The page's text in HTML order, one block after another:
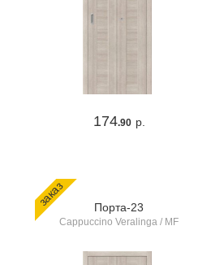
174.90 р.
заказ Порта-23
Cappuccino Veralinga / MF